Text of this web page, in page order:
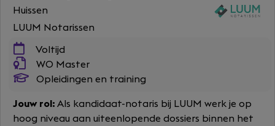
Huissen
LUUM Notarissen
Voltijd
WO Master
Opleidingen en training
Jouw rol: Als kandidaat-notaris bij LUUM werk je op
hoog niveau aan uiteenlopende dossiers binnen het